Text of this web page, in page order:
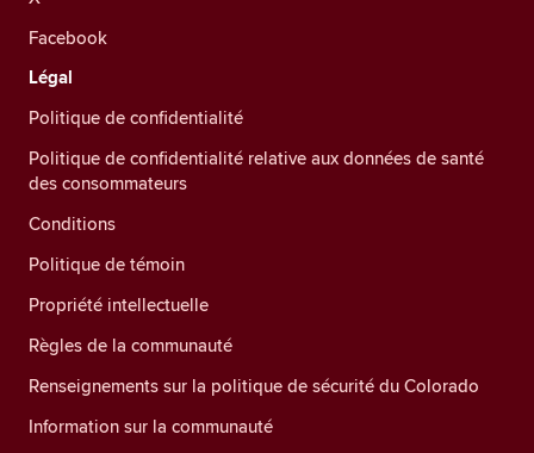
Facebook
Légal
Politique de confidentialité
Politique de confidentialité relative aux données de santé
des consommateurs
Conditions
Politique de témoin
Propriété intellectuelle
Règles de la communauté
Renseignements sur la politique de sécurité du Colorado
Information sur la communauté